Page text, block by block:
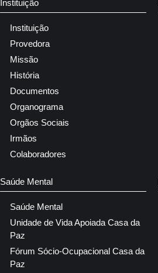
Instituição
Instituição
Provedora
Missão
História
Documentos
Organograma
Orgãos Sociais
Irmãos
Colaboradores
Saúde Mental
Saúde Mental
Unidade de Vida Apoiada Casa da
Paz
Fórum Sócio-Ocupacional Casa da
Paz